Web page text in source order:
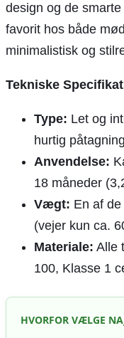
design og de
favorit hos både
minimalistisk og
Tekniske
Type: Let og
hurtig
Anvendelse:
18 måneder
Vægt: En af
(vejer kun ca.
Materiale: Alle
100, Klasse 1
HVORFOR VÆLGE